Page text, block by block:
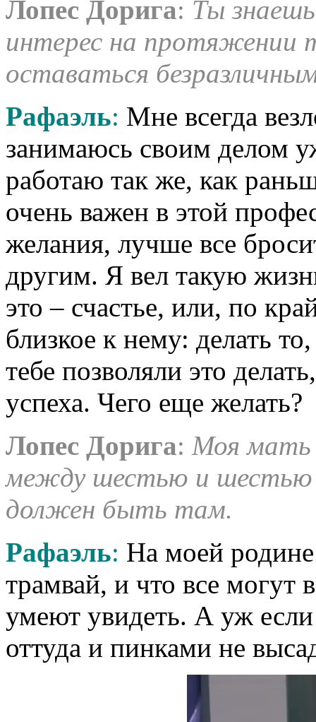
Лопес Дорига: Ты
интерес на протяжении
оставаться
Рафаэль: Мне всегда
занимаюсь своим делом
работаю так же, как
очень важен в этой
желания, лучше все
другим. Я вел такую
это – счастье, или, по
близкое к нему: делать
тебе позволяли это
успеха. Чего еще желать?
Лопес Дорига: Моя мать
между шестью и
должен быть там.
Рафаэль: На моей родине
трамвай, и что все могут
умеют увидеть. А уж
оттуда и пинками не